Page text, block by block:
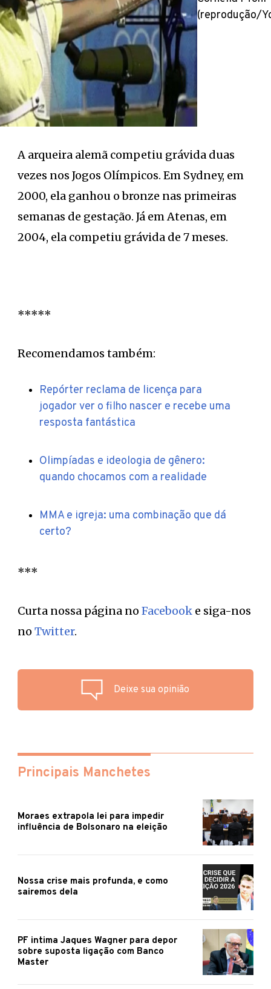
(reprodução/
A arqueira alemã competiu grávida duas
vezes nos Jogos Olímpicos. Em Sydney, em
2000, ela ganhou o bronze nas primeiras
semanas de gestação. Já em Atenas, em
2004, ela competiu grávida de 7 meses.
*****
Recomendamos também:
Repórter reclama de licença para
jogador ver o filho nascer e recebe uma
resposta fantástica
Olimpíadas e ideologia de gênero:
quando chocamos com a realidade
MMA e igreja: uma combinação que dá
certo?
***
Curta nossa página no Facebook e siga-nos
no Twitter.
Deixe sua opinião
Principais Manchetes
Moraes extrapola lei para impedir
influência de Bolsonaro na eleição
Nossa crise mais profunda, e como
sairemos dela
PF intima Jaques Wagner para depor
sobre suposta ligação com Banco
Master